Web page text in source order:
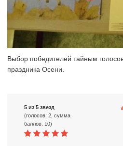
Выбор победителей тайным
праздника Осени.
5 из 5 звезд
(голосов: 2, сумма
баллов: 10)